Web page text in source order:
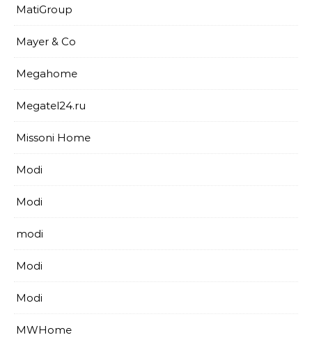
MatiGroup
Mayer & Co
Megahome
Megatel24.ru
Missoni Home
Modi
Modi
modi
Modi
Modi
MWHome